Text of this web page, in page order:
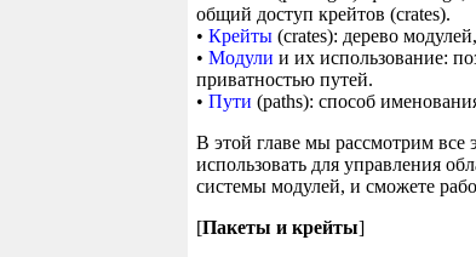
общий доступ крейтов (crates).
• Крейты(crates): дерево
• Модули и их использование:
приватностью путей.
• Пути (paths): способ
В этой главе мы рассмотрим все
использовать для управления
системы модулей, и сможете
[Пакеты и крейты]